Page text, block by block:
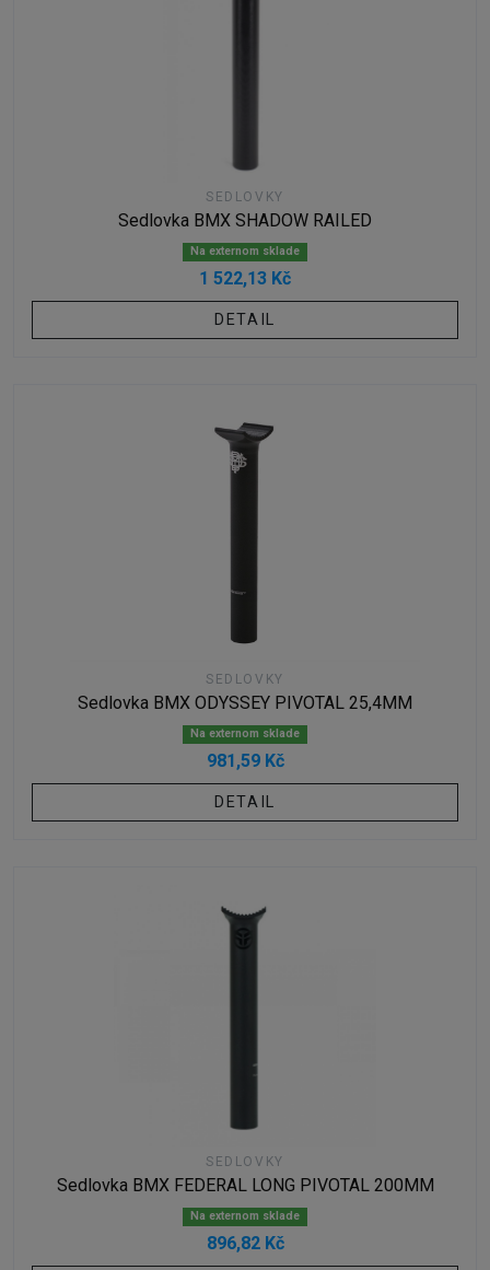
SEDLOVKY
Sedlovka BMX SHADOW RAILED
Na externom sklade
1 522,13 Kč
DETAIL
SEDLOVKY
Sedlovka BMX ODYSSEY PIVOTAL 25,4MM
Na externom sklade
981,59 Kč
DETAIL
SEDLOVKY
Sedlovka BMX FEDERAL LONG PIVOTAL 200MM
Na externom sklade
896,82 Kč